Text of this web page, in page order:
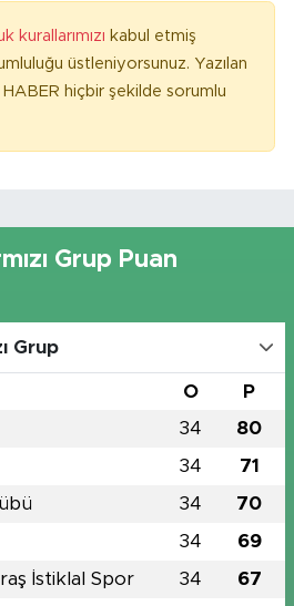
kurallarımızı kabul etmiş
üstleniyorsunuz. Yazılan
hiçbir şekilde sorumlu
Grup Puan
Grup
O P
34 80
34 71
34 70
34 69
İstiklal Spor 34 67